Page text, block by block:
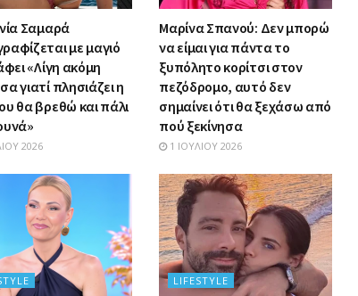
Σαμαρά
με μαγιό
«Λίγη ακόμη
γιατί πλησιάζει η
θα βρεθώ και πάλι
2026
Μαρίνα Σπανού: Δεν μπορώ
να είμαι για πάντα το
ξυπόλητο κορίτσι στον
πεζόδρομο, αυτό δεν
σημαίνει ότι θα ξεχάσω από
πού ξεκίνησα
1 ΙΟΥΛΊΟΥ 2026
LIFESTYLE